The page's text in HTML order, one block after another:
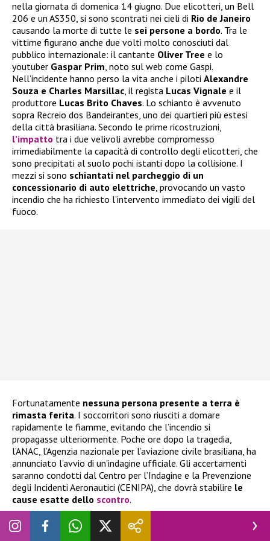
nella giornata di domenica 14 giugno. Due elicotteri, un Bell
206 e un AS350, si sono scontrati nei cieli di Rio de Janeiro
causando la morte di tutte le sei persone a bordo. Tra le
vittime figurano anche due volti molto conosciuti dal
pubblico internazionale: il cantante Oliver Tree e lo
youtuber Gaspar Prim, noto sul web come Gaspi.
Nell’incidente hanno perso la vita anche i piloti Alexandre
Souza e Charles Marsillac, il regista Lucas Vignale e il
produttore Lucas Brito Chaves. Lo schianto è avvenuto
sopra Recreio dos Bandeirantes, uno dei quartieri più estesi
della città brasiliana. Secondo le prime ricostruzioni,
l’impatto tra i due velivoli avrebbe compromesso
irrimediabilmente la capacità di controllo degli elicotteri, che
sono precipitati al suolo pochi istanti dopo la collisione. I
mezzi si sono schiantati nel parcheggio di un
concessionario di auto elettriche, provocando un vasto
incendio che ha richiesto l’intervento immediato dei vigili del
fuoco.
Fortunatamente nessuna persona presente a terra è
rimasta ferita. I soccorritori sono riusciti a domare
rapidamente le fiamme, evitando che l’incendio si
propagasse ulteriormente. Poche ore dopo la tragedia,
l’ANAC, l’Agenzia nazionale per l’aviazione civile brasiliana, ha
annunciato l’avvio di un’indagine ufficiale. Gli accertamenti
saranno condotti dal Centro per l’Indagine e la Prevenzione
degli Incidenti Aeronautici (CENIPA), che dovrà stabilire le
cause esatte dello scontro.